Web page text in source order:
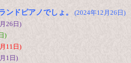
ンドピアノでしょ。 (2024年12月26日)
26日)
)
11日)
1日)